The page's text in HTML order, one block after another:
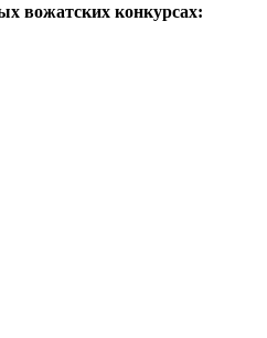
вожатских конкурсах: